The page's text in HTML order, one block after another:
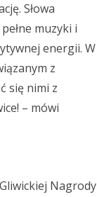
Słowa
muzyki i
energii. W
z
się nimi z
– mówi
Nagrody